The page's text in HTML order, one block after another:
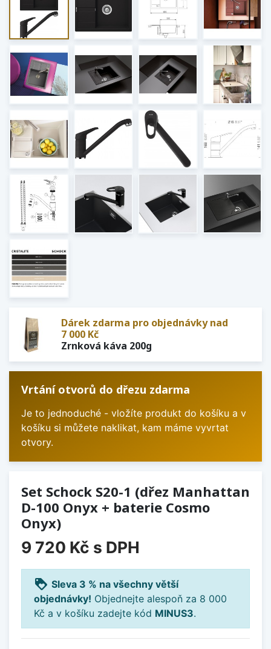
Dárek zdarma pro objednávky nad
7 000 Kč
Zrnková káva 200g
Vrtání otvorů do dřezu zdarma
Je to jednoduché - vložíte produkt do košíku a v
košíku si můžete naklikat, kam máme vyvrtat
otvory.
Set Schock S20-1 (dřez Manhattan
D-100 Onyx + baterie Cosmo
Onyx)
9 720 Kč s DPH
loyalty Sleva 3 % na všechny větší
objednávky! Objednejte alespoň za 8 000
Kč a v košíku zadejte kód MINUS3.